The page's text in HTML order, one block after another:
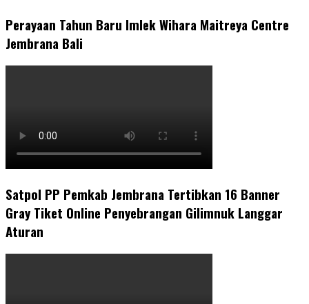
Perayaan Tahun Baru Imlek Wihara Maitreya Centre
Jembrana Bali
Satpol PP Pemkab Jembrana Tertibkan 16 Banner
Gray Tiket Online Penyebrangan Gilimnuk Langgar
Aturan